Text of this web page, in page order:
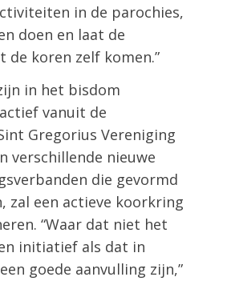
in de parochies,
doen en laat de
de koren zelf komen.”
in het bisdom
vanuit de
Gregorius Vereniging
verschillende nieuwe
die gevormd
zal een actieve koorkring
“Waar dat niet het
initiatief als dat in
goede aanvulling zijn,”